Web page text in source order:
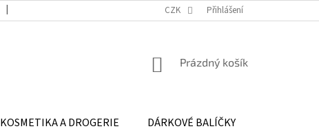
Odstoupení od smlouvy
CZK Přihlášení
NÁKUPNÍ
Prázdný košík
KOSMETIKA A DROGERIE DÁRKOVÉ BALÍČKY